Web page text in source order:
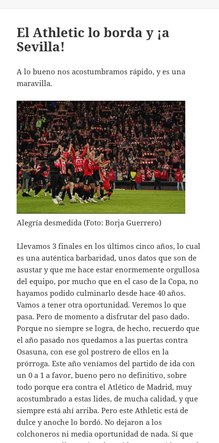
El Athletic lo borda y ¡a
Sevilla!
A lo bueno nos acostumbramos rápido, y es una
maravilla.
Alegría desmedida (Foto: Borja Guerrero)
Llevamos 3 finales en los últimos cinco años, lo cual
es una auténtica barbaridad, unos datos que son de
asustar y que me hace estar enormemente orgullosa
del equipo, por mucho que en el caso de la Copa, no
hayamos podido culminarlo desde hace 40 años.
Vamos a tener otra oportunidad. Veremos lo que
pasa. Pero de momento a disfrutar del paso dado.
Porque no siempre se logra, de hecho, recuerdo que
el año pasado nos quedamos a las puertas contra
Osasuna, con ese gol postrero de ellos en la
prórroga. Este año veníamos del partido de ida con
un 0 a 1 a favor, bueno pero no definitivo, sobre
todo porque era contra el Atlético de Madrid, muy
acostumbrado a estas lides, de mucha calidad, y que
siempre está ahí arriba. Pero este Athletic está de
dulce y anoche lo bordó. No dejaron a los
colchoneros ni media oportunidad de nada. Sí que